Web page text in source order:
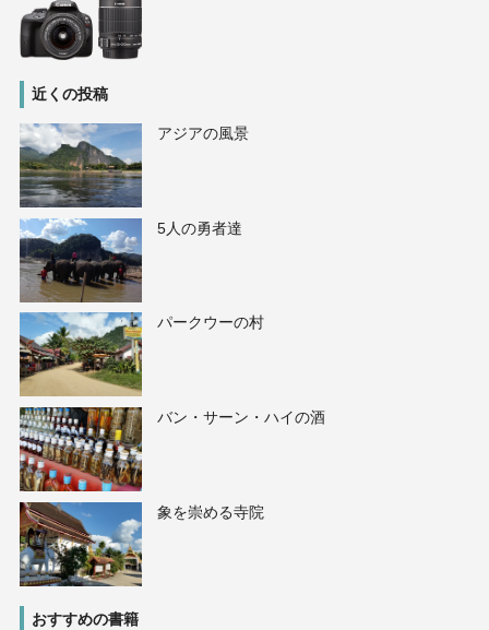
近くの投稿
アジアの風景
5人の勇者達
パークウーの村
バン・サーン・ハイの酒
象を崇める寺院
おすすめの書籍